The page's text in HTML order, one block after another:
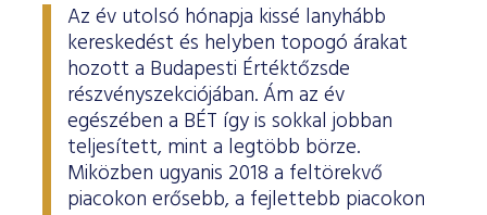
Az év utolsó hónapja kissé lanyhább
kereskedést és helyben topogó árakat
hozott a Budapesti Értéktőzsde
részvényszekciójában. Ám az év
egészében a BÉT így is sokkal jobban
teljesített, mint a legtöbb börze.
Miközben ugyanis 2018 a feltörekvő
piacokon erősebb, a fejlettebb piacokon